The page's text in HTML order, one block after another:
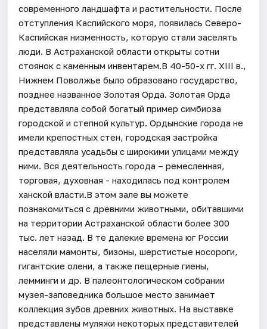
современного ландшафта и растительности. После
отступления Каспийского моря, появилась Северо-
Каспийская низменность, которую стали заселять
люди. В Астраханской области открыты сотни
стоянок с каменным инвентарем.В 40-50-х гг. XIII в.,
Нижнем Поволжье было образовано государство,
позднее названное Золотая Орда. Золотая Орда
представляла собой богатый пример симбиоза
городской и степной культур. Ордынские города не
имели крепостных стен, городская застройка
представляла усадьбы с широкими улицами между
ними. Вся деятельность города – ремесленная,
торговая, духовная - находилась под контролем
ханской власти.В этом зале вы можете
познакомиться с древними животными, обитавшими
на территории Астраханской области более 300
тыс. лет назад. В те далекие времена юг России
населяли мамонты, бизоны, шерстистые носороги,
гигантские олени, а также пещерные гиены,
лемминги и др. В палеонтологическом собрании
музея-заповедника большое место занимает
коллекция зубов древних животных. На выставке
представлены муляжи некоторых представителей